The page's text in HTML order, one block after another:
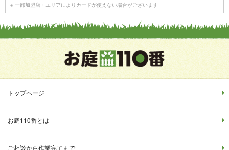
※ 一部加盟店・エリアによりカードが使えない場合がございます
トップページ
お庭110番とは
ご相談から作業完了まで